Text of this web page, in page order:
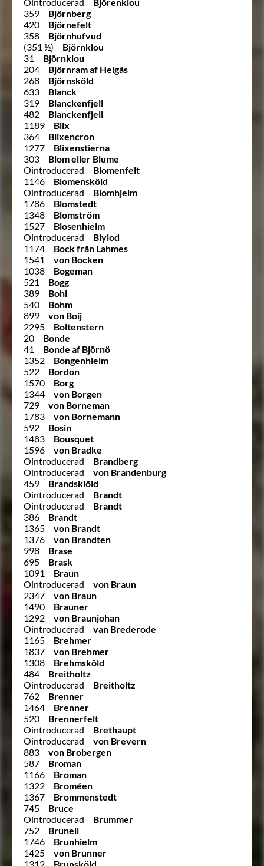
359
Björnberg
420
Björnefelt
358
Björnhufvud
(351 ½)
Björnklou
31
Björnklou
204
Björnram af Helgås
268
Björnsköld
633
Blanck
319
Blanckenfjell
482
Blanckenfjell
1189
Blix
364
Blixencron
1277
Blixenstierna
303
Blom eller Blume
Ointroducerad
Blomenfelt
1146
Blomensköld
Ointroducerad
Blomhjelm
1786
Blomstedt
1348
Blomström
1527
Blosenhielm
Ointroducerad
Blylod
1174
Bock från Lahmes
1541
von Bocken
1038
Bogeman
521
Bogg
389
Bohl
540
Bohm
899
von Boij
2295
Boltenstern
20
Bonde
41
Bonde af Björnö
1352
Bongenhielm
522
Bordon
1570
Borg
1344
von Borgen
729
von Borneman
1783
von Bornemann
592
Bosin
1483
Bousquet
1596
von Bradke
Ointroducerad
Brandberg
Ointroducerad
von Brandenburg
459
Brandskiöld
Ointroducerad
Brandt
Ointroducerad
Brandt
386
Brandt
1365
von Brandt
1376
von Brandten
998
Brase
695
Brask
1091
Braun
Ointroducerad
von Braun
2347
von Braun
1490
Brauner
1292
von Braunjohan
Ointroducerad
van Brederode
1165
Brehmer
1837
von Brehmer
1308
Brehmsköld
484
Breitholtz
Ointroducerad
Breitholtz
762
Brenner
1464
Brenner
520
Brennerfelt
Ointroducerad
Brethaupt
Ointroducerad
von Brevern
883
von Brobergen
587
Broman
1166
Broman
1322
Broméen
1367
Brommenstedt
745
Bruce
Ointroducerad
Brummer
752
Brunell
1746
Brunhielm
1425
von Brunner